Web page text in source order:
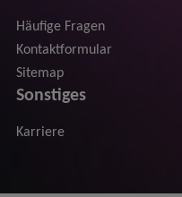
Häufige Fragen
Kontaktformular
Sitemap
Sonstiges
Karriere